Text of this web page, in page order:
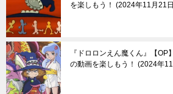
を楽しもう！
2024年11月21
『ドロロンえん魔くん』【OP
の動画を楽しもう！
2024年